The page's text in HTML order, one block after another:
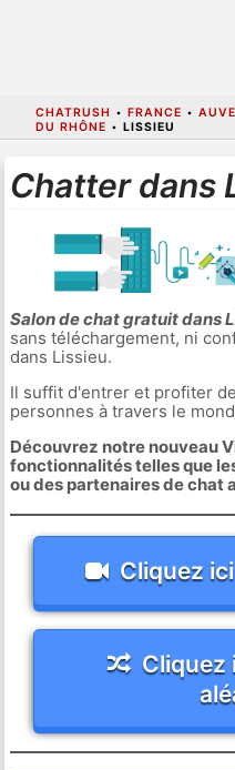
CHATRUSH • FRANCE •
DU RHÔNE • LISSIEU
Chatter dans
Salon de chat gratuit dans
sans téléchargement, ni
dans Lissieu.
Il suffit d'entrer et profiter
personnes à travers le
Découvrez notre nouveau
fonctionnalités telles que
ou des partenaires de chat
Cliquez
Cliquez